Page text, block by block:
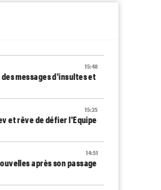
15:48
messages d'insultes et
15:25
et rêve de défier l'Equipe
14:51
après son passage